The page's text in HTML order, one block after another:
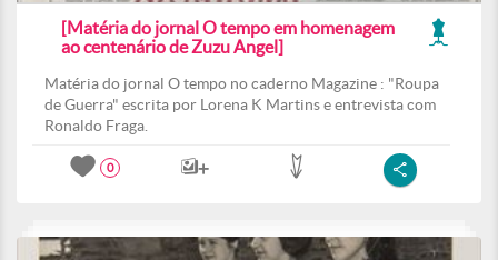
[Matéria do jornal O tempo em homenagem
ao centenário de Zuzu Angel]
Matéria do jornal O tempo no caderno Magazine : "Roupa
de Guerra" escrita por Lorena K Martins e entrevista com
Ronaldo Fraga.
0